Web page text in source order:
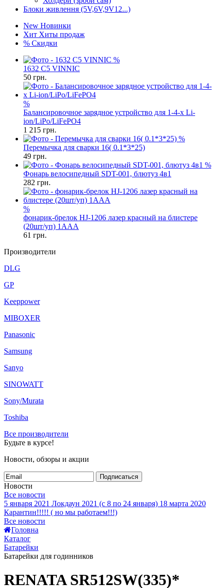
Блоки живлення (5V,6V,9V12...)
New Новинки
Хит Хиты продаж
% Скидки
%
1632 C5 VINNIC
50 грн.
%
Балансировочное зарядное устройство для 1-4-х Li-
ion/LiPo/LiFePO4
1 215 грн.
%
Перемычка для сварки 16( 0.1*3*25)
49 грн.
%
Фонарь велосипедный SDT-001, блютуз 4в1
282 грн.
%
фонарик-брелок HJ-1206 лазер красный на блистере
(20шт/уп) 1AAA
61 грн.
Производители
DLG
GP
Keeppower
MIBOXER
Panasonic
Samsung
Sanyo
SINOWATT
Sony/Murata
Toshiba
Все производители
Будьте в курсе!
Новости, обзоры и акции
Подписаться
Новости
Все новости
5 января 2021 Локдаун 2021 (с 8 по 24 января) 18 марта 2020
Карантин!!!!! ( но мы работаем!!!)
Все новости
Головна
Каталог
Батарейки
Батарейки для годинников
RENATA SR512SW(335)*